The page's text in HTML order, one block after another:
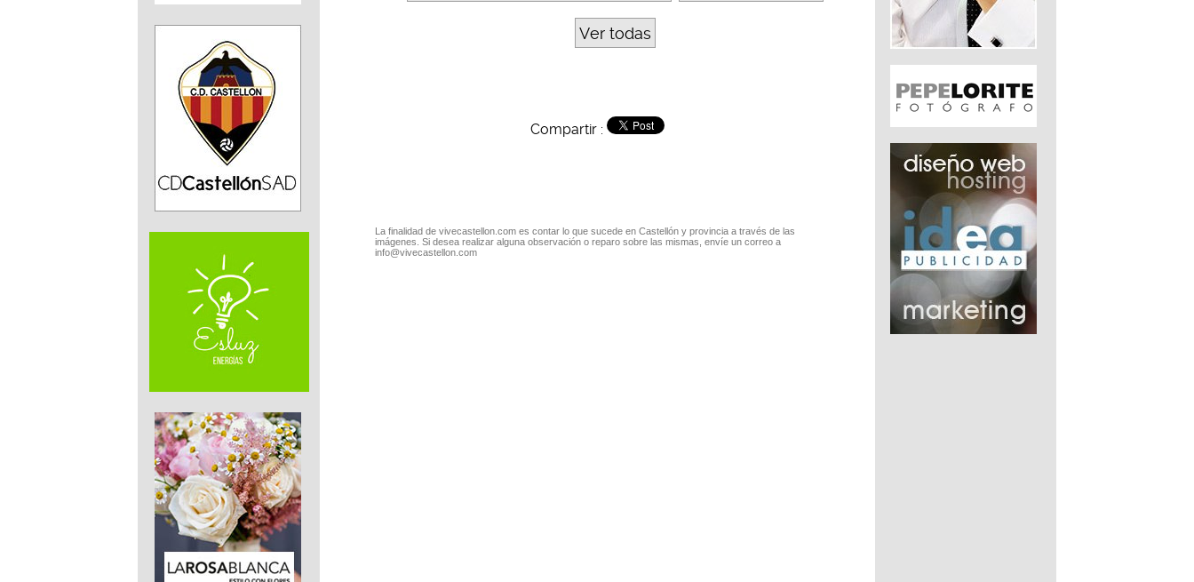
Ver todas
Compartir :
La finalidad de vivecastellon.com es contar lo que sucede en Castellón y provincia a través de las
imágenes. Si desea realizar alguna observación o reparo sobre las mismas, envíe un correo a
info@vivecastellon.com